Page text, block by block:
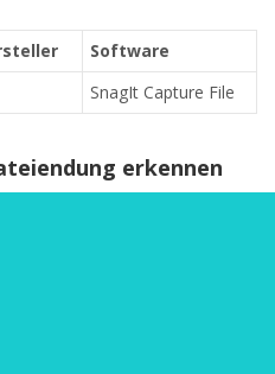
Software
SnagIt Capture File
erkennen